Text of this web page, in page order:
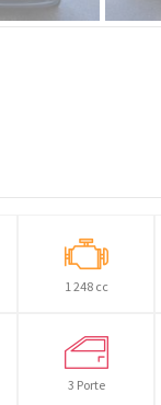
1 248 cc
3 Porte